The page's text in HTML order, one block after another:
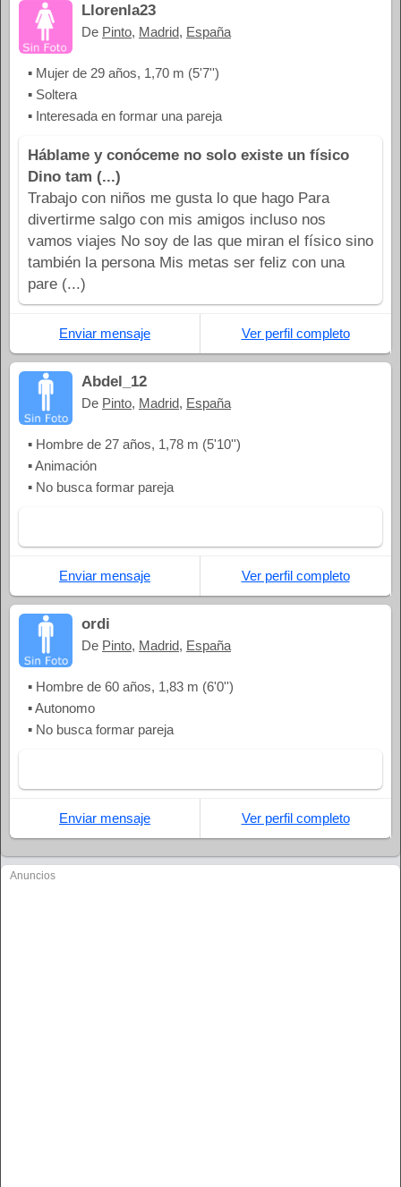
Llorenla23
De Pinto, Madrid, España
▪ Mujer de 29 años, 1,70 m (5'7'')
▪ Soltera
▪ Interesada en formar una pareja
Háblame y conóceme no solo existe un físico
Dino tam (...)
Trabajo con niños me gusta lo que hago Para
divertirme salgo con mis amigos incluso nos
vamos viajes No soy de las que miran el físico sino
también la persona Mis metas ser feliz con una
pare (...)
Enviar mensaje Ver perfil completo
Abdel_12
De Pinto, Madrid, España
▪ Hombre de 27 años, 1,78 m (5'10'')
▪ Animación
▪ No busca formar pareja
Enviar mensaje Ver perfil completo
ordi
De Pinto, Madrid, España
▪ Hombre de 60 años, 1,83 m (6'0'')
▪ Autonomo
▪ No busca formar pareja
Enviar mensaje Ver perfil completo
Anuncios